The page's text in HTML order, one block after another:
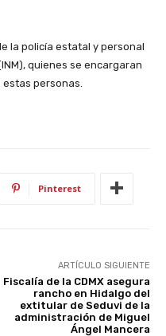
la policía estatal y personal
quienes se encargaran
personas.
Pinterest
ARTÍCULO SIGUIENTE
Fiscalía de la CDMX asegura
rancho en Hidalgo del
extitular de Seduvi de la
administración de Miguel
Ángel Mancera